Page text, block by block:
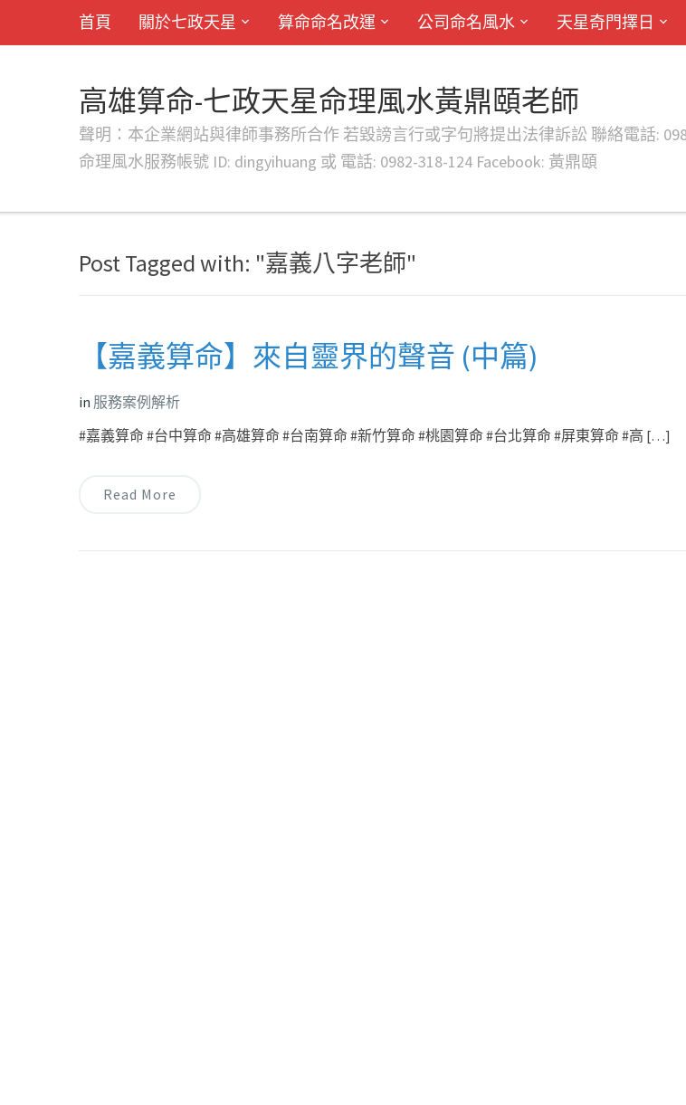
首頁 關於七政天星 算命命名改運 公司命名風水 天星奇門擇日
高雄算命-七政天星命理風水黃鼎頤老師
聲明：本企業網站與律師事務所合作 若毀謗言行或字句將提出法律訴訟 聯絡電話:
命理風水服務帳號 ID: dingyihuang 或 電話: 0982-318-124 Facebook: 黃鼎頤
Post Tagged with: "嘉義八字老師"
【嘉義算命】來自靈界的聲音 (中篇)
in 服務案例解析
#嘉義算命 #台中算命 #高雄算命 #台南算命 #新竹算命 #桃園算命 #台北算命 #屏東算命 #高 […]
Read More